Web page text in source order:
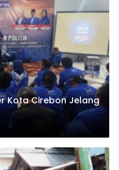
Kota Cirebon Jelang